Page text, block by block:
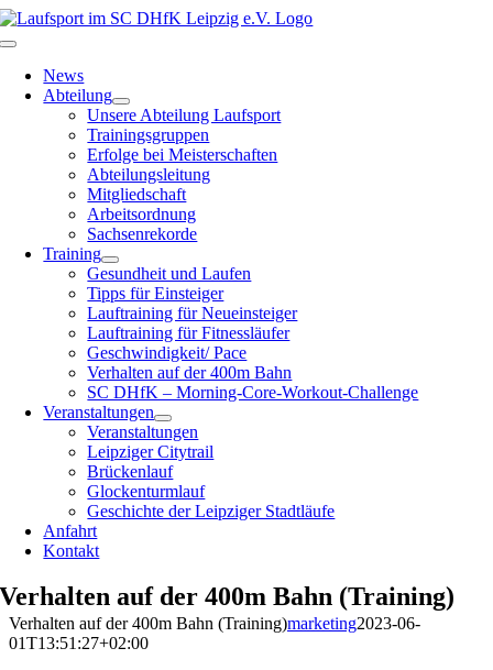
Zum
Inhalt
Toggle
Navigation
News
Abteilung
Unsere Abteilung Laufsport
Trainingsgruppen
Erfolge bei Meisterschaften
Abteilungsleitung
Mitgliedschaft
Arbeitsordnung
Sachsenrekorde
Training
Gesundheit und Laufen
Tipps für Einsteiger
Lauftraining für Neueinsteiger
Lauftraining für Fitnessläufer
Geschwindigkeit/ Pace
Verhalten auf der 400m Bahn
SC DHfK – Morning-Core-Workout-Challenge
Veranstaltungen
Veranstaltungen
Leipziger Citytrail
Brückenlauf
Glockenturmlauf
Geschichte der Leipziger Stadtläufe
Anfahrt
Kontakt
Verhalten auf der 400m Bahn (Training)
Verhalten auf der 400m Bahn (Training)marketing2023-06-
01T13:51:27+02:00